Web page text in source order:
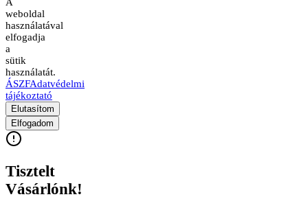
A
weboldal
használatával
elfogadja
a
sütik
használatát.
ÁSZFAdatvédelmi
tájékoztató
Elutasítom
Elfogadom
Tisztelt
Vásárlónk!